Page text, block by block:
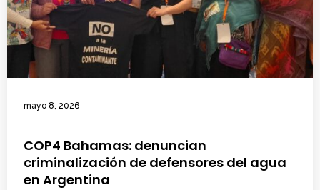
mayo 8, 2026
COP4 Bahamas: denuncian
criminalización de defensores del agua
en Argentina